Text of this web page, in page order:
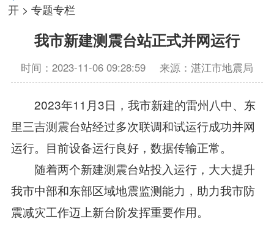
开 >专题专栏
我市新建测震台站正式并网运行
时间：2023-11-06 09:28:59 来源：湛江市地震局
2023年11月3日，我市新建的雷州八中、东
里三吉测震台站经过多次联调和试运行成功并网
运行。目前设备运行良好，数据传输正常。
随着两个新建测震台站投入运行，大大提升
我市中部和东部区域地震监测能力，助力我市防
震减灾工作迈上新台阶发挥重要作用。